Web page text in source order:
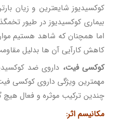
کوکسیدیوز شایعترین و زیان
بیماری کوکسیدیوز در طیور
اما همچنان که شاهد هستیم
کاهش کارآیی آن ها بدلیل
کوکسی فیت، داروی ضد
مهمترین ویژگی داروی کوکسی
چندین ترکیب موثره و فعال هیچ
مکانیسم اثر: